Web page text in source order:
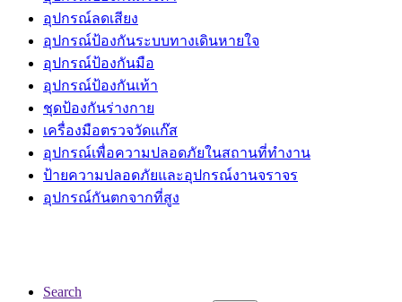
อุปกรณ์ลดเสียง
อุปกรณ์ป้องกันระบบทางเดินหายใจ
อุปกรณ์ป้องกันมือ
อุปกรณ์ป้องกันเท้า
ชุดป้องกันร่างกาย
เครื่องมือตรวจวัดแก๊ส
อุปกรณ์เพื่อความปลอดภัยในสถานที่ทำงาน
ป้ายความปลอดภัยและอุปกรณ์งานจราจร
อุปกรณ์กันตกจากที่สูง
Search